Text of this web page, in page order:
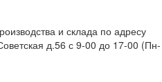
и склада по адресу
д.56 с 9-00 до 17-00 (Пн-